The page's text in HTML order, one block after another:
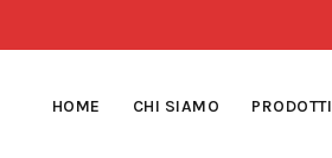
HOME CHI SIAMO PRODOTTI